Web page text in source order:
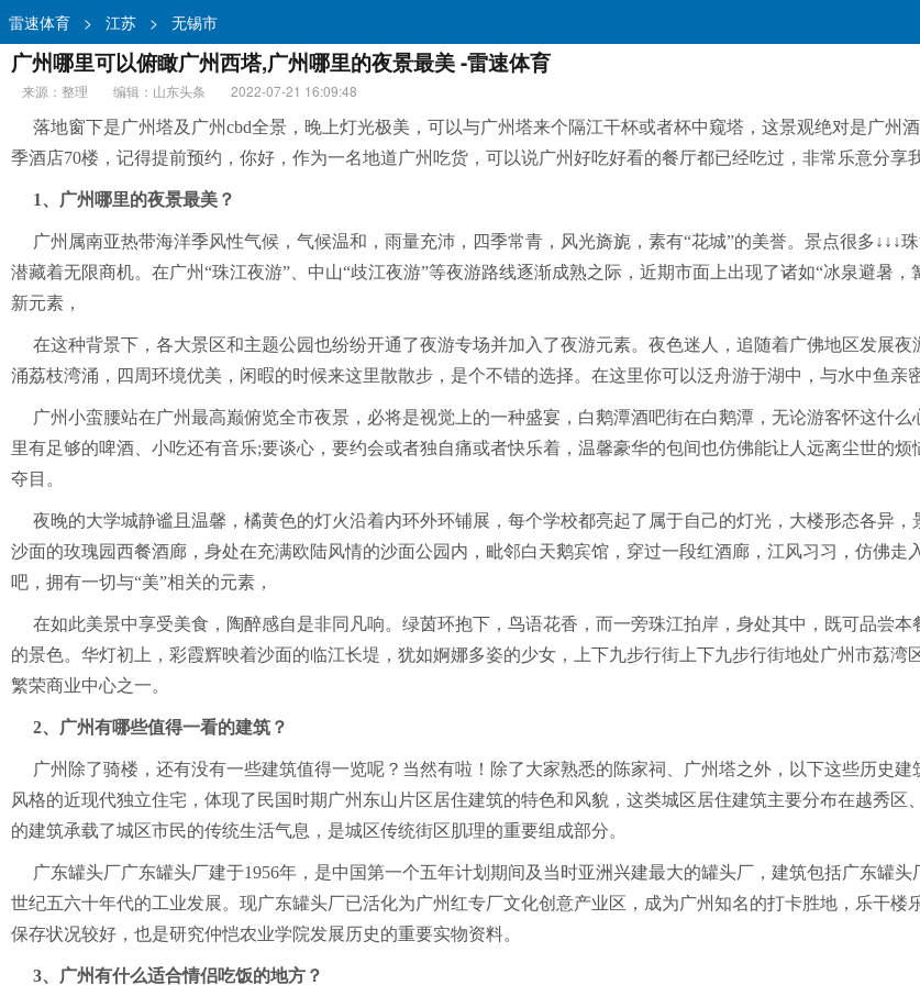
雷速体育 > 江苏 > 无锡市
广州哪里可以俯瞰广州西塔,广州哪里的夜景最美 -雷速体育
来源：整理 编辑：山东头条
2022-07-21 16:09:48
落地窗下是广州塔及广州cbd全景，晚上灯光极美，可以与广州塔来个隔江干杯或者杯中窥塔，这景观绝对是广州
季酒店70楼，记得提前预约，你好，作为一名地道广州吃货，可以说广州好吃好看的餐厅都已经吃过，非常乐意分享
1、广州哪里的夜景最美？
广州属南亚热带海洋季风性气候，气候温和，雨量充沛，四季常青，风光旖旎，素有“花城”的美誉。景点很多↓↓↓
潜藏着无限商机。在广州“珠江夜游”、中山“歧江夜游”等夜游路线逐渐成熟之际，近期市面上出现了诸如“冰泉避暑
新元素，
在这种背景下，各大景区和主题公园也纷纷开通了夜游专场并加入了夜游元素。夜色迷人，追随着广佛地区发展
涌荔枝湾涌，四周环境优美，闲暇的时候来这里散散步，是个不错的选择。在这里你可以泛舟游于湖中，与水中鱼亲
广州小蛮腰站在广州最高巅俯览全市夜景，必将是视觉上的一种盛宴，白鹅潭酒吧街在白鹅潭，无论游客怀这什
里有足够的啤酒、小吃还有音乐;要谈心，要约会或者独自痛或者快乐着，温馨豪华的包间也仿佛能让人远离尘世的
夺目。
夜晚的大学城静谧且温馨，橘黄色的灯火沿着内环外环铺展，每个学校都亮起了属于自己的灯光，大楼形态各异
沙面的玫瑰园西餐酒廊，身处在充满欧陆风情的沙面公园内，毗邻白天鹅宾馆，穿过一段红酒廊，江风习习，仿佛
吧，拥有一切与“美”相关的元素，
在如此美景中享受美食，陶醉感自是非同凡响。绿茵环抱下，鸟语花香，而一旁珠江拍岸，身处其中，既可品尝
的景色。华灯初上，彩霞辉映着沙面的临江长堤，犹如婀娜多姿的少女，上下九步行街上下九步行街地处广州市荔
繁荣商业中心之一。
2、广州有哪些值得一看的建筑？
广州除了骑楼，还有没有一些建筑值得一览呢？当然有啦！除了大家熟悉的陈家祠、广州塔之外，以下这些历史
风格的近现代独立住宅，体现了民国时期广州东山片区居住建筑的特色和风貌，这类城区居住建筑主要分布在越秀
的建筑承载了城区市民的传统生活气息，是城区传统街区肌理的重要组成部分。
广东罐头厂广东罐头厂建于1956年，是中国第一个五年计划期间及当时亚洲兴建最大的罐头厂，建筑包括广东罐
世纪五六十年代的工业发展。现广东罐头厂已活化为广州红专厂文化创意产业区，成为广州知名的打卡胜地，乐干
保存状况较好，也是研究仲恺农业学院发展历史的重要实物资料。
3、广州有什么适合情侣吃饭的地方？